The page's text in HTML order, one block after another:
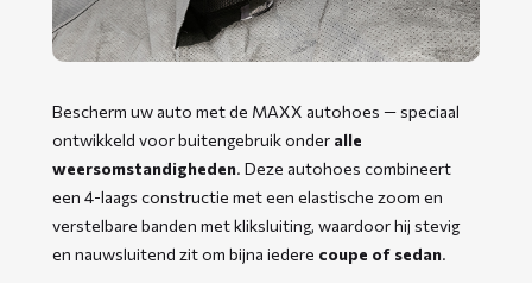
Bescherm uw auto met de MAXX autohoes — speciaal
ontwikkeld voor buitengebruik onder alle
weersomstandigheden. Deze autohoes combineert
een 4-laags constructie met een elastische zoom en
verstelbare banden met kliksluiting, waardoor hij stevig
en nauwsluitend zit om bijna iedere coupe of sedan.